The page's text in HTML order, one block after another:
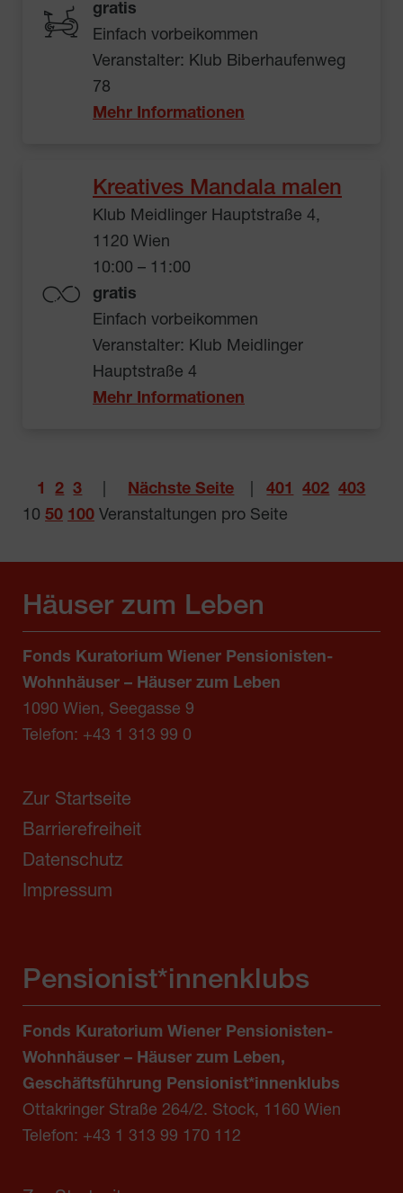
gratis
Einfach vorbeikommen
Veranstalter: Klub Biberhaufenweg
78
Mehr Informationen
Kreatives Mandala malen
Klub Meidlinger Hauptstraße 4,
1120 Wien
10:00 – 11:00
gratis
Einfach vorbeikommen
Veranstalter: Klub Meidlinger
Hauptstraße 4
Mehr Informationen
1 2 3 Nächste Seite 401 402 403
10 50 100 Veranstaltungen pro Seite
Häuser zum Leben
Fonds Kuratorium Wiener Pensionisten-
Wohnhäuser – Häuser zum Leben
1090 Wien, Seegasse 9
Telefon: +43 1 313 99 0
Zur Startseite
Barrierefreiheit
Datenschutz
Impressum
Pensionist*innenklubs
Fonds Kuratorium Wiener Pensionisten-
Wohnhäuser – Häuser zum Leben,
Geschäftsführung Pensionist*innenklubs
Ottakringer Straße 264/2. Stock, 1160 Wien
Telefon: +43 1 313 99 170 112